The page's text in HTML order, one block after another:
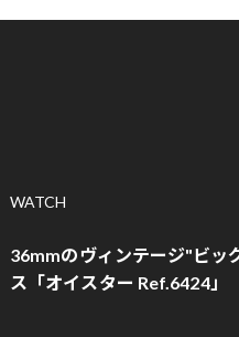
WATCH
36mmのヴィンテージ"ビッ
ス「オイスター Ref.6424」